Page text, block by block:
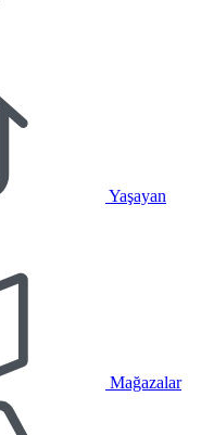
Yaşayan
Mağazalar